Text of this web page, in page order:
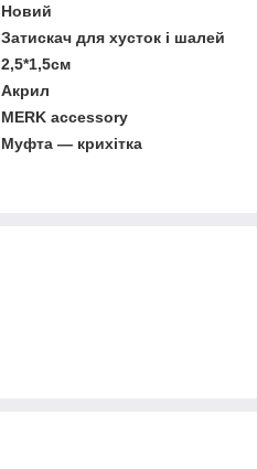
Новий
Затискач для хусток і шалей
2,5*1,5см
Акрил
MERK accessory
Муфта — крихітка